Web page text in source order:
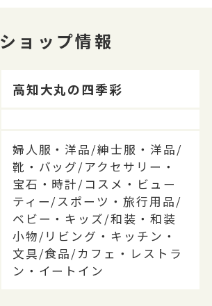
ショップ情報
高知大丸の四季彩
婦人服・洋品/紳士服・洋品/
靴・バッグ/アクセサリー・
宝石・時計/コスメ・ビュー
ティー/スポーツ・旅行用品/
ベビー・キッズ/和装・和装
小物/リビング・キッチン・
文具/食品/カフェ・レストラ
ン・イートイン